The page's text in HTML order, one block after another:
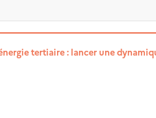
tertiaire : lancer une